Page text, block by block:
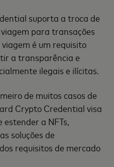
suporta a troca de
para transações
é um requisito
a transparência e
ilegais e ilícitas.
de muitos casos de
Crypto Credential visa
a NFTs,
soluções de
requisitos de mercado